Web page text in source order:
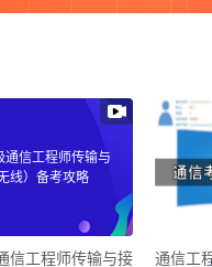
通信工程师传输与
线）备考攻略
信工程师传输与接 通信工